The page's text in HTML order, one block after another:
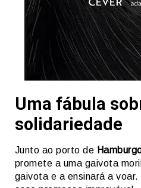
Uma fábula
solidariedade
Junto ao porto de
promete a uma gaivota
gaivota e a ensinará a